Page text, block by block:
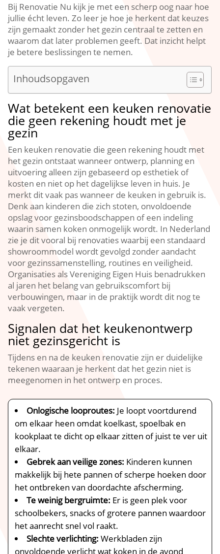
Bij Renovatie Nu kijk je met een scherp oog naar hoe
jullie écht leven.​ Zo leer je hoe je herkent dat keuzes
zijn gemaakt zonder het gezin centraal te zetten en
waarom dat later problemen geeft.​ Dat inzicht helpt
je betere beslissingen te nemen.​
Inhoudsopgaven
Wat betekent een keuken renovatie
die geen rekening houdt met je
gezin
Een keuken renovatie die geen rekening houdt met
het gezin ontstaat wanneer ontwerp, planning en
uitvoering alleen zijn gebaseerd op esthetiek of
kosten en niet op het dagelijkse leven in huis.​ Je
merkt dit vaak pas wanneer de keuken in gebruik is.​
Denk aan kinderen die zich stoten, onvoldoende
opslag voor gezinsboodschappen of een indeling
waarin samen koken onmogelijk wordt.​ In Nederland
zie je dit vooral bij renovaties waarbij een standaard
showroommodel wordt gevolgd zonder aandacht
voor gezinssamenstelling, routines en veiligheid.​
Organisaties als Vereniging Eigen Huis benadrukken
al jaren het belang van gebruikscomfort bij
verbouwingen, maar in de praktijk wordt dit nog te
vaak vergeten.​
Signalen dat het keukenontwerp
niet gezinsgericht is
Tijdens en na de keuken renovatie zijn er duidelijke
tekenen waaraan je herkent dat het gezin niet is
meegenomen in het ontwerp en proces.​
Onlogische looproutes: Je loopt voortdurend
om elkaar heen omdat koelkast, spoelbak en
kookplaat te dicht op elkaar zitten of juist te ver uit
elkaar.​
Gebrek aan veilige zones: Kinderen kunnen
makkelijk bij hete pannen of scherpe hoeken door
het ontbreken van doordachte afscherming.​
Te weinig bergruimte: Er is geen plek voor
schoolbekers, snacks of grotere pannen waardoor
het aanrecht snel vol raakt.​
Slechte verlichting: Werkbladen zijn
onvoldoende verlicht wat koken in de avond